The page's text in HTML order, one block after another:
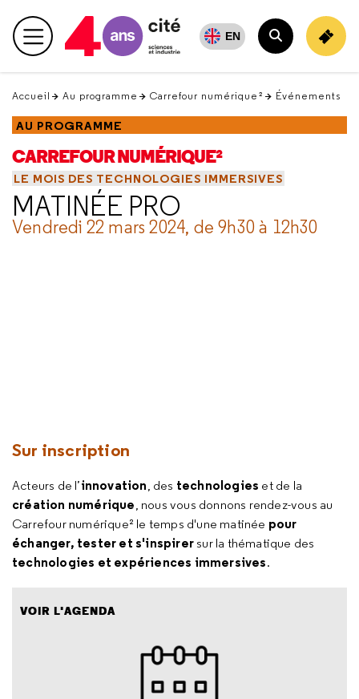
en
haut Menu principal EN
Rechercher
Accueil Au programme Carrefour numérique² Événements
AU PROGRAMME
CARREFOUR NUMÉRIQUE²
LE MOIS DES TECHNOLOGIES IMMERSIVES
MATINÉE PRO
Vendredi 22 mars 2024, de 9h30 à 12h30
Sur inscription
Acteurs de l’innovation, des technologies et de la
création numérique, nous vous donnons rendez-vous au
Carrefour numérique² le temps d'une matinée pour
échanger, tester et s'inspirer sur la thématique des
technologies et expériences immersives.
VOIR L'AGENDA